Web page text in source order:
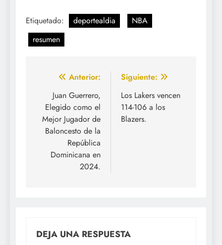
Etiquetado: deportealdia
NBA
resumen
Navegación
entradas
Anterior:
Juan Guerrero,
Elegido como el
Mejor Jugador de
Baloncesto de la
República
Dominicana en
2024.
Siguiente:
Los Lakers vencen
114-106 a los
Blazers.
DEJA UNA RESPUESTA